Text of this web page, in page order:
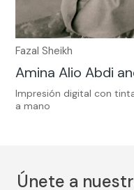
Fazal Sheikh
Amina Alio Abdi
Impresión digital con
a mano
Únete a